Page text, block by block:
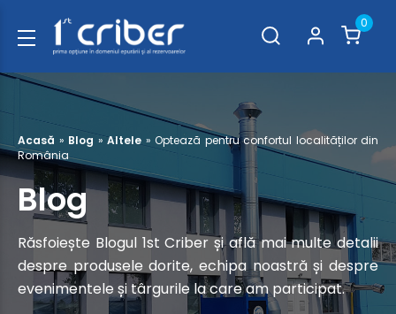
0
Acasă » Blog »Altele » Optează pentru confortul localităților din
România
Blog
Răsfoiește Blogul 1st Criber și află mai multe detalii
despre produsele dorite, echipa noastră și despre
evenimentele și târgurile la care am participat.